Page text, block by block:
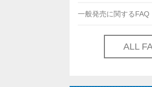
一般発売に関するFAQ
ALL